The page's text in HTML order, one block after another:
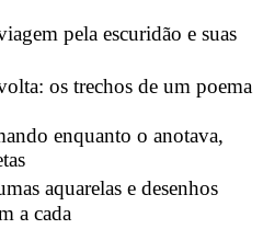
pela escuridão e suas
os trechos de um poema
enquanto o anotava,
aquarelas e desenhos
a cada